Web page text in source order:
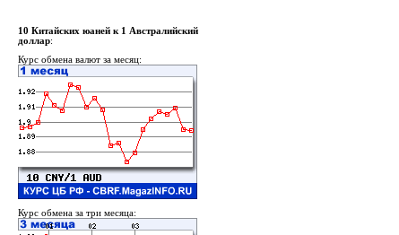
10 Китайских юаней к 1 Австралийский
доллар:
Курс обмена валют за месяц:
Курс обмена за три месяца: